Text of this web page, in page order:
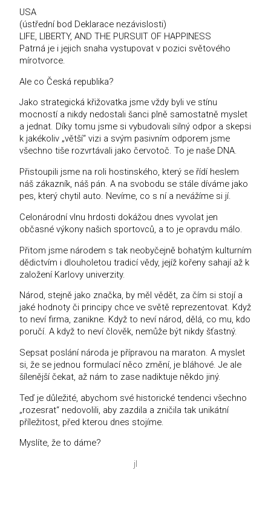
USA
(ústřední bod Deklarace nezávislosti)
LIFE, LIBERTY, AND THE PURSUIT OF HAPPINESS
Patrná je i jejich snaha vystupovat v pozici světového
mírotvorce.
Ale co Česká republika?
Jako strategická křižovatka jsme vždy byli ve stínu
mocností a nikdy nedostali šanci plně samostatně myslet
a jednat. Díky tomu jsme si vybudovali silný odpor a skepsi
k jakékoliv „větší“ vizi a svým pasivním odporem jsme
všechno tiše rozvrtávali jako červotoč. To je naše DNA.
Přistoupili jsme na roli hostinského, který se řídí heslem
náš zákazník, náš pán. A na svobodu se stále díváme jako
pes, který chytil auto. Nevíme, co s ní a nevážíme si jí.
Celonárodní vlnu hrdosti dokážou dnes vyvolat jen
občasné výkony našich sportovců, a to je opravdu málo.
Přitom jsme národem s tak neobyčejně bohatým kulturním
dědictvím i dlouholetou tradicí vědy, jejíž kořeny sahají až k
založení Karlovy univerzity.
Národ, stejně jako značka, by měl vědět, za čím si stojí a
jaké hodnoty či principy chce ve světě reprezentovat. Když
to neví firma, zanikne. Když to neví národ, dělá, co mu, kdo
poručí. A když to neví člověk, nemůže být nikdy šťastný.
Sepsat poslání národa je přípravou na maraton. A myslet
si, že se jednou formulací něco změní, je bláhové. Je ale
šílenější čekat, až nám to zase nadiktuje někdo jiný.
Teď je důležité, abychom své historické tendenci všechno
„rozesrat“ nedovolili, aby zazdila a zničila tak unikátní
příležitost, před kterou dnes stojíme.
Myslíte, že to dáme?
jl